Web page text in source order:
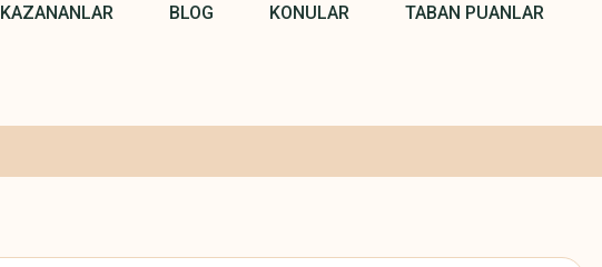
KAZANANLAR BLOG KONULAR TABAN PUANLAR